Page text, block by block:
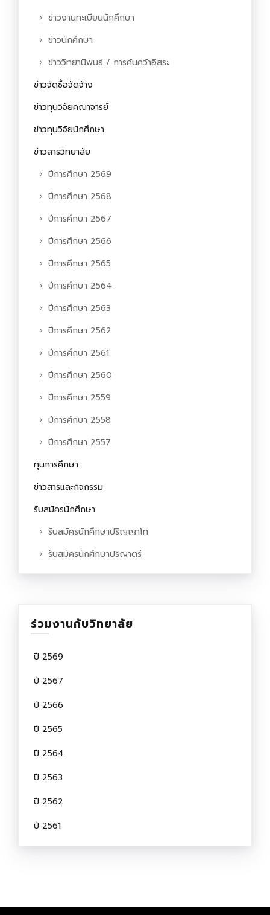
ข่าวงานทะเบียนนักศึกษา
ข่าวนักศึกษา
ข่าววิทยานิพนธ์ / การค้นคว้าอิสระ
ข่าวจัดซื้อจัดจ้าง
ข่าวทุนวิจัยคณาจารย์
ข่าวทุนวิจัยนักศึกษา
ข่าวสารวิทยาลัย
ปีการศึกษา 2569
ปีการศึกษา 2568
ปีการศึกษา 2567
ปีการศึกษา 2566
ปีการศึกษา 2565
ปีการศึกษา 2564
ปีการศึกษา 2563
ปีการศึกษา 2562
ปีการศึกษา 2561
ปีการศึกษา 2560
ปีการศึกษา 2559
ปีการศึกษา 2558
ปีการศึกษา 2557
ทุนการศึกษา
ข่าวสารและกิจกรรม
รับสมัครนักศึกษา
รับสมัครนักศึกษาปริญญาโท
รับสมัครนักศึกษาปริญาตรี
ร่วมงานกับวิทยาลัย
ปี 2569
ปี 2567
ปี 2566
ปี 2565
ปี 2564
ปี 2563
ปี 2562
ปี 2561